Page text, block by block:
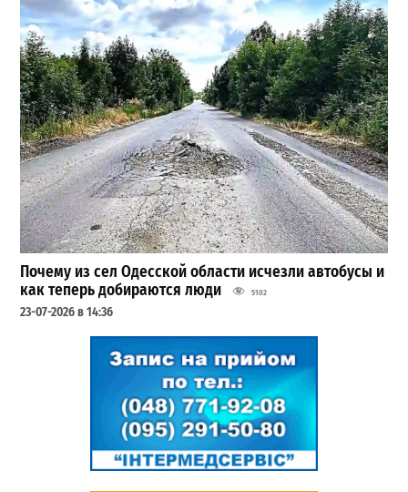
Почему из сел Одесской области исчезли автобусы и
как теперь добираются люди
5102
23-07-2026 в 14:36